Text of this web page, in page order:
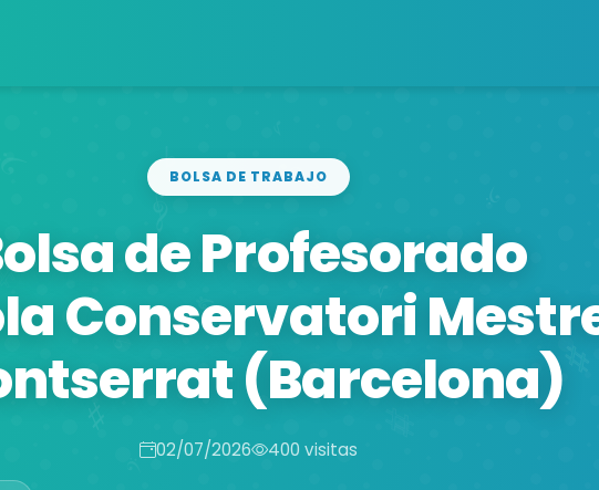
BOLSA DE TRABAJO
de Profesorado
Conservatori
(Barcelona)
02/07/2026 400 visitas